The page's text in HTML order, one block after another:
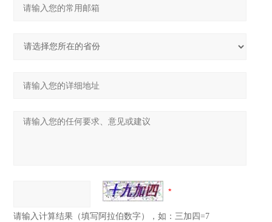
请输入计算结果（填写阿拉伯数字），如：三加四=7